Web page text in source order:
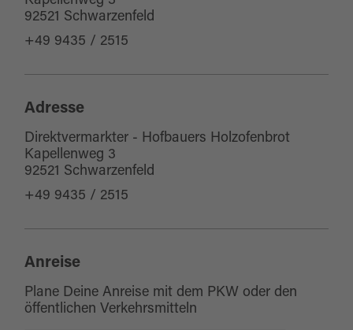
92521 Schwarzenfeld
+49 9435 / 2515
Adresse
Direktvermarkter - Hofbauers Holzofenbrot
Kapellenweg 3
92521 Schwarzenfeld
+49 9435 / 2515
Anreise
Plane Deine Anreise mit dem PKW oder den
öffentlichen Verkehrsmitteln